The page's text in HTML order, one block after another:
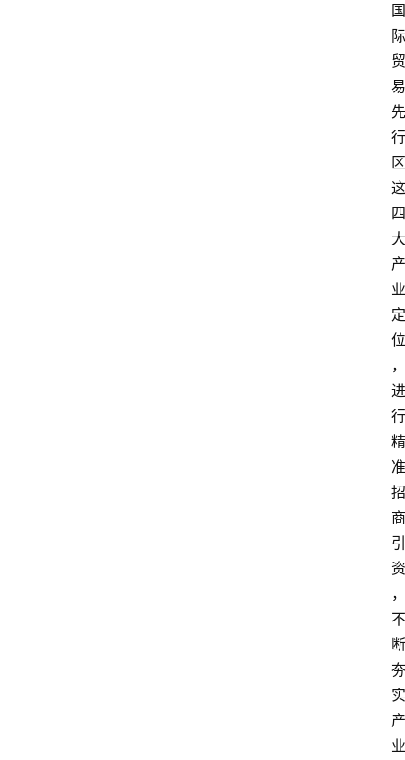
国
际
贸
易
先
行
区
这
四
大
产
业
定
位
，
进
行
精
准
招
商
引
资
，
不
断
夯
实
产
业